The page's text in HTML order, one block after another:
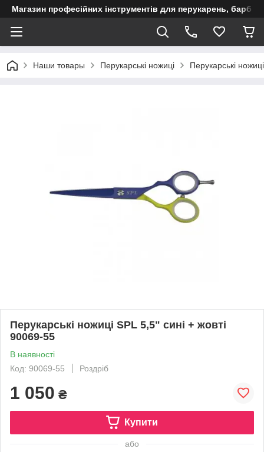
Магазин професійних інструментів для перукарень,
Наши товары Перукарські ножиці Перукарські
Перукарські ножиці SPL 5,5" сині + жовті
90069-55
В наявності
Код: 90069-55
Роздріб
1 050 ₴
Купити
або